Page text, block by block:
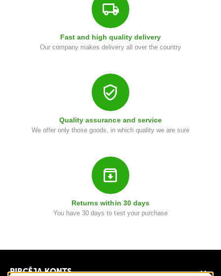
G
r
Fast and high quality delivery
Our company makes delivery all over the country
Quality assurance and service
We offer only those goods, in which quality we are sure
Returns within 30 days
You have 30 days to test your purchase
PIRCĒJA KONTS